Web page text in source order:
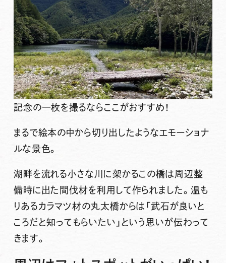
記念の一枚を撮るならここがおすすめ！
まるで絵本の中から切り出したようなエモーショナ
ルな景色。
湖畔を流れる小さな川に架かるこの橋は周辺整
備時に出た間伐材を利用して作られました。温も
りあるカラマツ材の丸太橋からは「武石が良いと
ころだと知ってもらいたい 」という思いが伝わって
きます。